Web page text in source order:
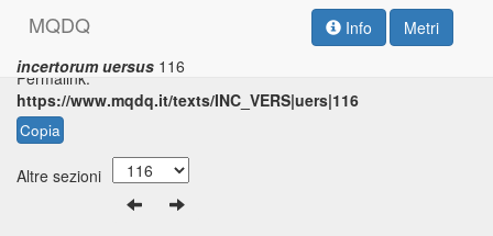
MQDQ Info
Metri
incertorum uersus 116
Permalink:
https://www.mqdq.it/texts/INC_VERS|uers|116
Copia
Altre sezioni